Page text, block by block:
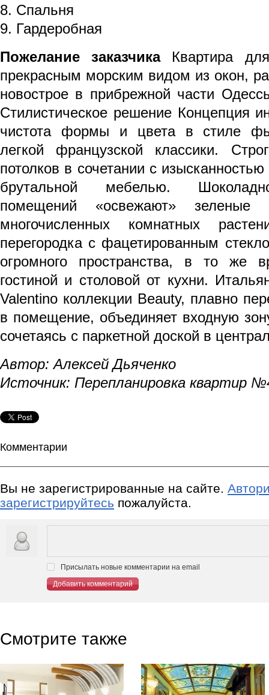
8. Спальня
9. Гардеробная
Пожелание заказчикаКвартира
прекрасным морским видом из окон,
новострое в прибрежной части
Стилистическое решение Концепция
чистота формы и цвета в стиле
легкой французской классики.
потолков в сочетании с
брутальной мебелью.
помещений «освежают» зеленые
многочисленных комнатных
перегородка с фацетированным
огромного пространства, в то же
гостиной и столовой от кухни.
Valentino коллекции Beauty, плавно
в помещение, объединяет входную
сочетаясь с паркетной доской в
Автор: Алексей Дьяченко
Источник: Перепланировка квартир
Комментарии
Вы не зарегистрированные на сайте.
зарегистрируйтесь пожалуйста.
Присылать новые комментарии на email
Добавить комментарий
Смотрите также